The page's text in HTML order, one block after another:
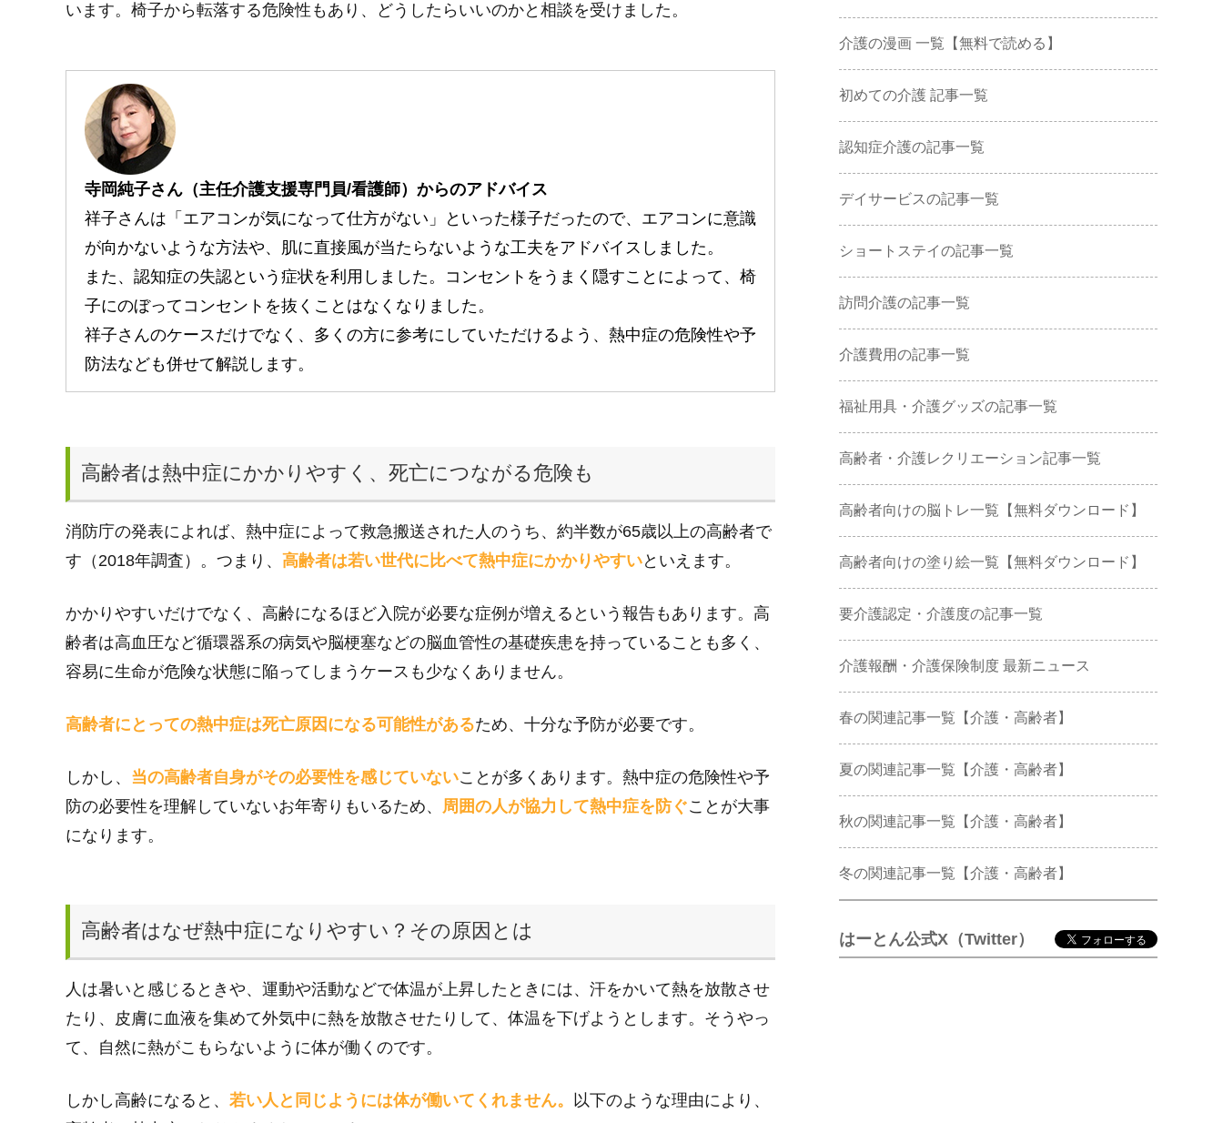
います。椅子から転落する危険性もあり、どうしたらいいのかと相談を受けました。
寺岡純子さん（主任介護支援専門員/看護師）からのアドバイス
祥子さんは「エアコンが気になって仕方がない」といった様子だったので、エアコンに意識
が向かないような方法や、肌に直接風が当たらないような工夫をアドバイスしました。
また、認知症の失認という症状を利用しました。コンセントをうまく隠すことによって、椅
子にのぼってコンセントを抜くことはなくなりました。
祥子さんのケースだけでなく、多くの方に参考にしていただけるよう、熱中症の危険性や予
防法なども併せて解説します。
高齢者は熱中症にかかりやすく、死亡につながる危険も
消防庁の発表によれば、熱中症によって救急搬送された人のうち、約半数が65歳以上の高齢者で
す（2018年調査）。つまり、 高齢者は若い世代に比べて熱中症にかかりやすいといえます。
かかりやすいだけでなく、高齢になるほど入院が必要な症例が増えるという報告もあります。高
齢者は高血圧など循環器系の病気や脳梗塞などの脳血管性の基礎疾患を持っていることも多く、
容易に生命が危険な状態に陥ってしまうケースも少なくありません。
高齢者にとっての熱中症は死亡原因になる可能性があるため、十分な予防が必要です。
しかし、 当の高齢者自身がその必要性を感じていないことが多くあります。熱中症の危険性や予
防の必要性を理解していないお年寄りもいるため、 周囲の人が協力して熱中症を防ぐことが大事
になります。
高齢者はなぜ熱中症になりやすい？その原因とは
人は暑いと感じるときや、運動や活動などで体温が上昇したときには、汗をかいて熱を放散させ
たり、皮膚に血液を集めて外気中に熱を放散させたりして、体温を下げようとします。そうやっ
て、自然に熱がこもらないように体が働くのです。
しかし高齢になると、 若い人と同じようには体が働いてくれません。 以下のような理由により、
介護の漫画 一覧【無料で読める】
初めての介護 記事一覧
認知症介護の記事一覧
デイサービスの記事一覧
ショートステイの記事一覧
訪問介護の記事一覧
介護費用の記事一覧
福祉用具・介護グッズの記事一覧
高齢者・介護レクリエーション記事一覧
高齢者向けの脳トレ一覧【無料ダウンロード】
高齢者向けの塗り絵一覧【無料ダウンロード】
要介護認定・介護度の記事一覧
介護報酬・介護保険制度 最新ニュース
春の関連記事一覧【介護・高齢者】
夏の関連記事一覧【介護・高齢者】
秋の関連記事一覧【介護・高齢者】
冬の関連記事一覧【介護・高齢者】
はーとん公式X（Twitter）